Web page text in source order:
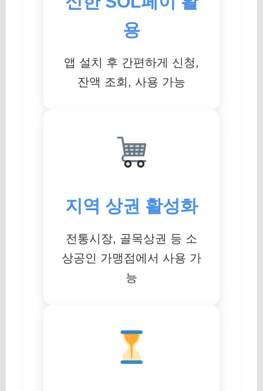
용
앱 설치 후 간편하게 신청,
잔액 조회, 사용 가능
지역 상권 활성화
전통시장, 골목상권 등 소
상공인 가맹점에서 사용 가
능